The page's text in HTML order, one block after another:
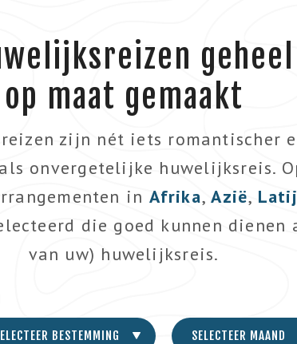
op maat gemaakt
zijn nét iets romantischer
onvergetelijke huwelijksreis.
in Afrika,Azië,
die goed kunnen dienen
van uw) huwelijksreis.
BESTEMMING SELECTEER MAAND